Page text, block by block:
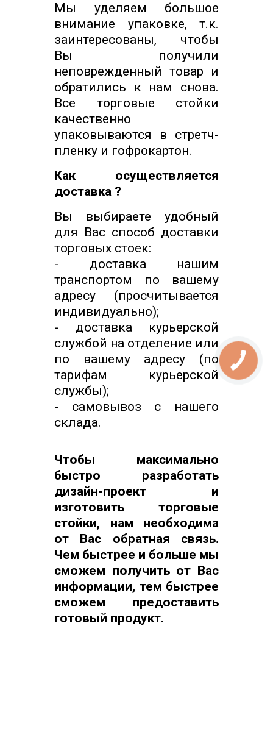
Мы уделяем большое
внимание упаковке, т.к.
заинтересованы, чтобы
Вы получили
неповрежденный товар и
обратились к нам снова.
Все торговые стойки
качественно
упаковываются в стретч-
пленку и гофрокартон.
Как осуществляется
доставка ?
Вы выбираете удобный
для Вас способ доставки
торговых стоек:
- доставка нашим
транспортом по вашему
адресу (просчитывается
индивидуально);
- доставка курьерской
службой на отделение или
по вашему адресу (по
тарифам курьерской
службы);
- самовывоз с нашего
склада.
Чтобы максимально
быстро разработать
дизайн-проект и
изготовить торговые
стойки, нам необходима
от Вас обратная связь.
Чем быстрее и больше мы
сможем получить от Вас
информации, тем быстрее
сможем предоставить
готовый продукт.